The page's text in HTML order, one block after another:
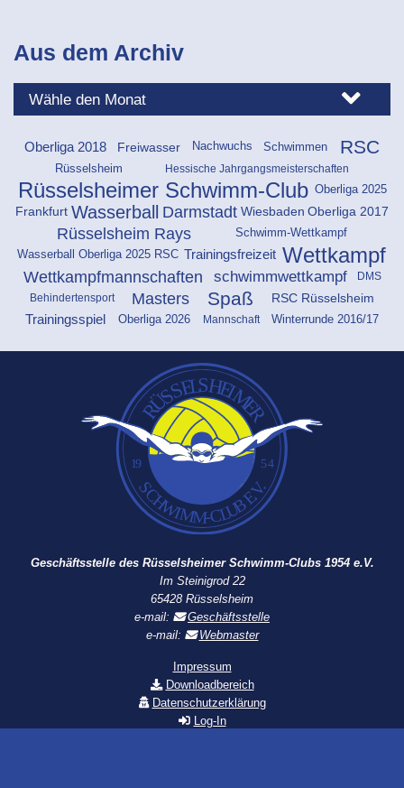
Aus dem Archiv
Oberliga 2018 Freiwasser Nachwuchs Schwimmen RSC
Rüsselsheim Hessische Jahrgangsmeisterschaften
Rüsselsheimer Schwimm-Club Oberliga 2025
Frankfurt Wasserball Darmstadt Wiesbaden Oberliga 2017
Rüsselsheim Rays
Schwimm-Wettkampf
Wasserball Oberliga 2025 RSC Trainingsfreizeit Wettkampf
Wettkampfmannschaften schwimmwettkampf
DMS
Behindertensport
Masters Spaß
RSC Rüsselsheim
Trainingsspiel
Oberliga 2026 Mannschaft Winterrunde 2016/17
Impressum
Downloadbereich
Datenschutzerklärung
Log-In
Geschäftsstelle des Rüsselsheimer Schwimm-Clubs 1954 e.V.
Im Steinigrod 22
65428 Rüsselsheim
e-mail:
Geschäftsstelle
e-mail:
Webmaster